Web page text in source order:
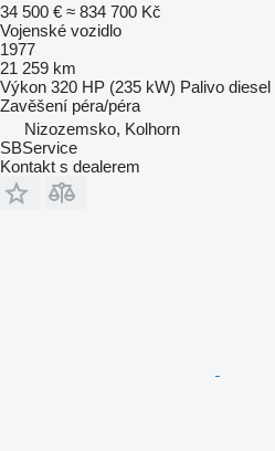
34 500 € ≈ 834 700 Kč
Vojenské vozidlo
1977
21 259 km
Výkon 320 HP (235 kW) Palivo diesel
Zavěšení péra/péra
Nizozemsko, Kolhorn
SBService
Kontakt s dealerem